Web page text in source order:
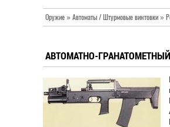
Оружие » Автоматы / Штурмовые винтовки »
АВТОМАТНО-